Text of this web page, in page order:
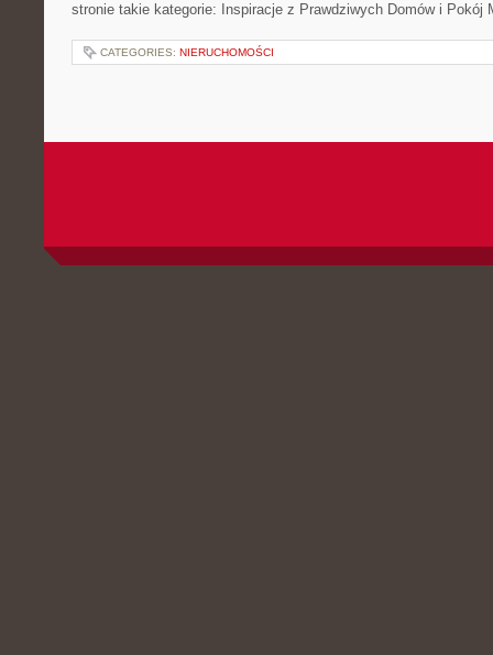
stronie takie kategorie: Inspiracje z Prawdziwych Domów i
CATEGORIES: NIERUCHOMOŚCI